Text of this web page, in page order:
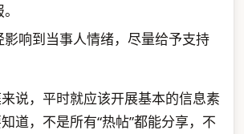
响到当事人情绪，尽量给予支持
说，平时就应该开展基本的信息素
道，不是所有“热帖”都能分享，不